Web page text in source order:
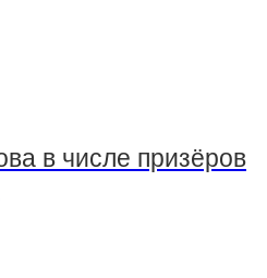
в числе призёров